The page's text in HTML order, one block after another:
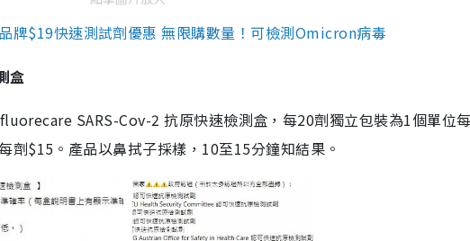
牌$19快速測試劑優惠 無限購數量！可檢測Omicron病毒
盒
SARS-Cov-2 抗原快速檢測盒，每20劑獨立包裝為1個單位
劑$15。產品以鼻拭子採樣，10至15分鐘知結果。